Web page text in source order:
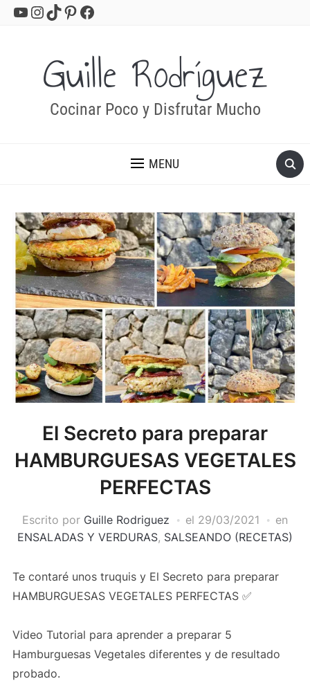
YouTube
Instagram
TikTok
Pinterest
Facebook
Guille Rodríguez
Cocinar Poco y Disfrutar Mucho
MENU
El Secreto para preparar
HAMBURGUESAS VEGETALES
PERFECTAS
Escrito por Guille Rodriguez el 29/03/2021
en
ENSALADAS Y VERDURAS, SALSEANDO (RECETAS)
Te contaré unos truquis y El Secreto para preparar
HAMBURGUESAS VEGETALES PERFECTAS ✅
Video Tutorial para aprender a preparar 5
Hamburguesas Vegetales diferentes y de resultado
probado.